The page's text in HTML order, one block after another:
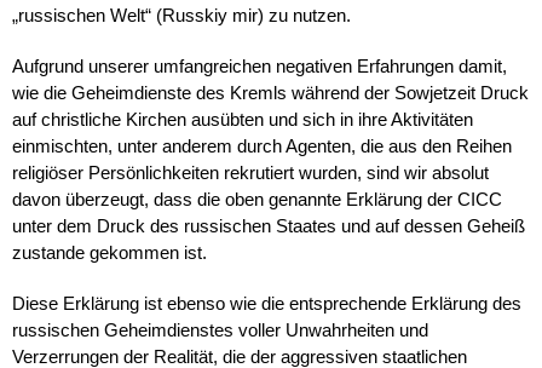
„russischen Welt“ (Russkiy mir) zu nutzen.
Aufgrund unserer umfangreichen negativen Erfahrungen damit,
wie die Geheimdienste des Kremls während der Sowjetzeit Druck
auf christliche Kirchen ausübten und sich in ihre Aktivitäten
einmischten, unter anderem durch Agenten, die aus den Reihen
religiöser Persönlichkeiten rekrutiert wurden, sind wir absolut
davon überzeugt, dass die oben genannte Erklärung der CICC
unter dem Druck des russischen Staates und auf dessen Geheiß
zustande gekommen ist.
Diese Erklärung ist ebenso wie die entsprechende Erklärung des
russischen Geheimdienstes voller Unwahrheiten und
Verzerrungen der Realität, die der aggressiven staatlichen